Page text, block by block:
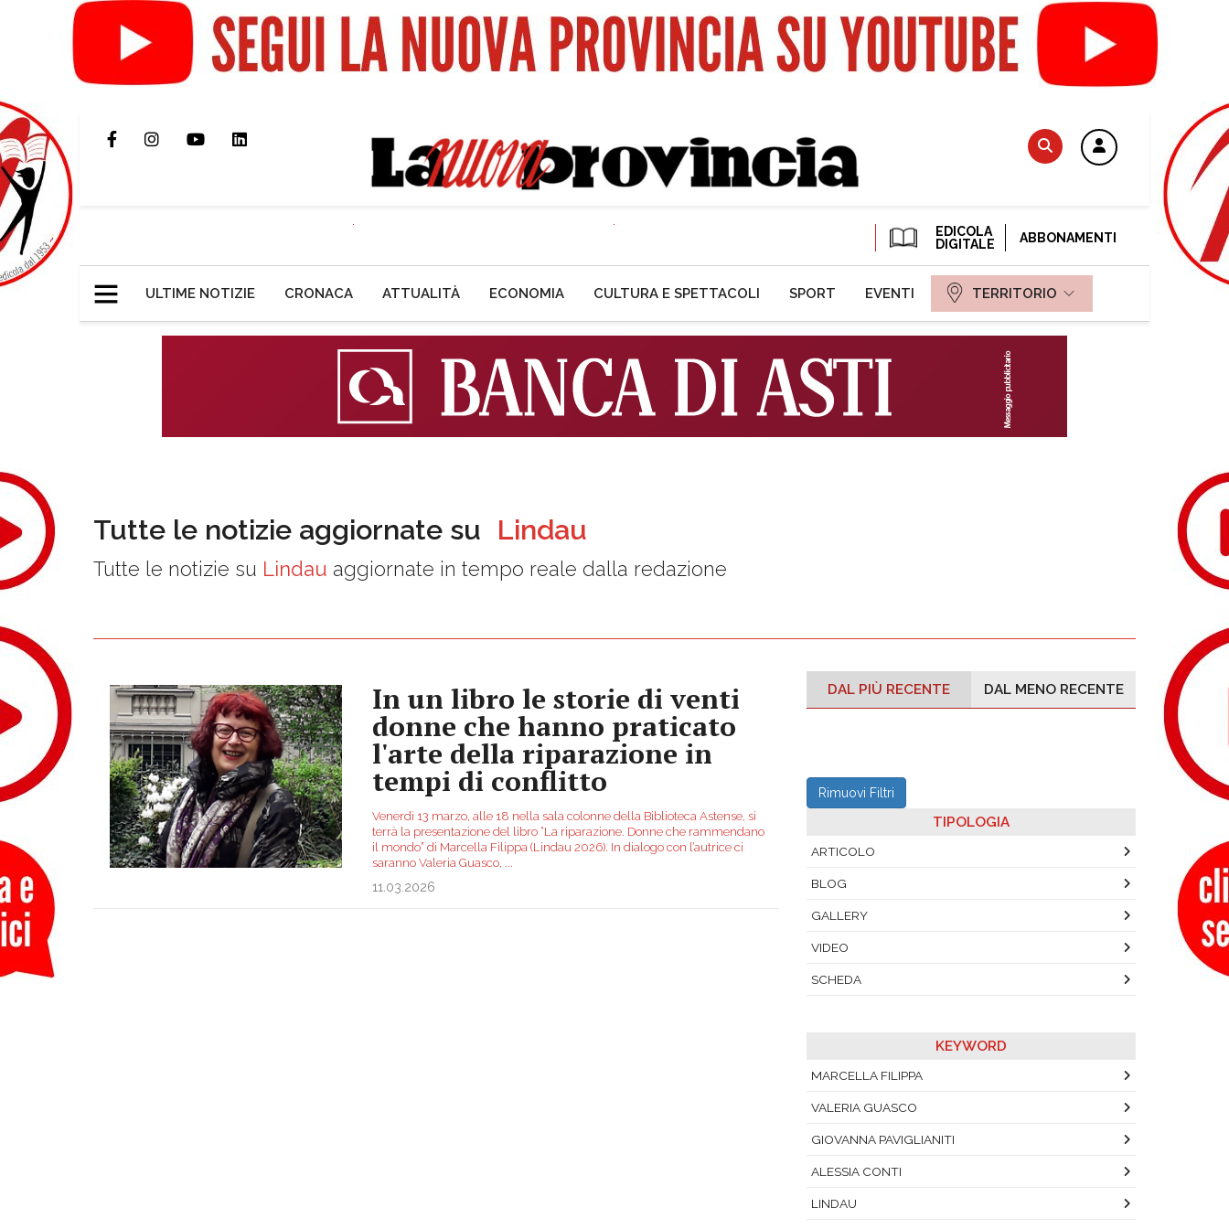
EDICOLA
DIGITALE
ABBONAMENTI
ULTIME NOTIZIE CRONACA ATTUALITÀ ECONOMIA CULTURA E SPETTACOLI SPORT EVENTI TERRITORIO
Tutte le notizie aggiornate su Lindau
Tutte le notizie su Lindau aggiornate in tempo reale dalla redazione
In un libro le storie di venti
donne che hanno praticato
l'arte della riparazione in
tempi di conflitto
Venerdì 13 marzo, alle 18 nella sala colonne della Biblioteca Astense, si
terrà la presentazione del libro “La riparazione. Donne che rammendano
il mondo” di Marcella Filippa (Lindau 2026). In dialogo con l’autrice ci
saranno Valeria Guasco,
11.03.2026
DAL PIÙ RECENTE DAL MENO RECENTE
Rimuovi Filtri
TIPOLOGIA
ARTICOLO
BLOG
GALLERY
VIDEO
SCHEDA
KEYWORD
MARCELLA FILIPPA
VALERIA GUASCO
GIOVANNA PAVIGLIANITI
ALESSIA CONTI
LINDAU